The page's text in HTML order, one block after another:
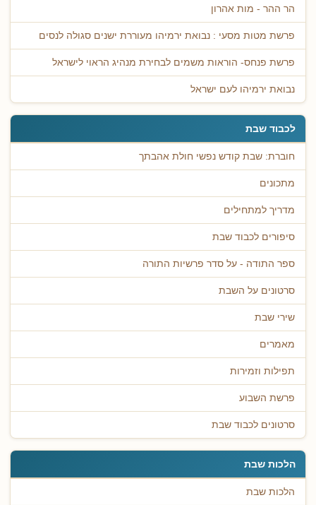
הר ההר - מות אהרון
פרשת מטות מסעי : נבואת ירמיהו מעוררת ישנים סגולה לנסים
פרשת פנחס- הוראות משמים לבחירת מנהיג הראוי לישראל
נבואת ירמיהו לעם ישראל
לכבוד שבת
חוברת: שבת קודש נפשי חולת אהבתך
מתכונים
מדריך למתחילים
סיפורים לכבוד שבת
ספר התודה - על סדר פרשיות התורה
סרטונים על השבת
שירי שבת
מאמרים
תפילות וזמירות
פרשת השבוע
סרטונים לכבוד שבת
הלכות שבת
הלכות שבת